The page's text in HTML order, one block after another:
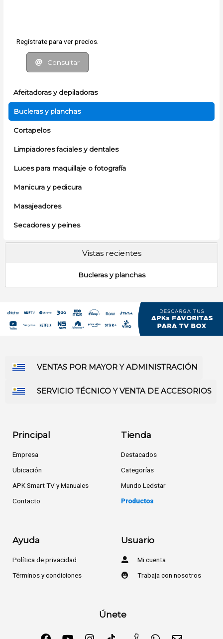
Afeitadoras y depiladoras
Bucleras y planchas
Cortapelos
Limpiadores faciales y dentales
Luces para maquillaje o fotografía
Manicura y pedicura
Masajeadores
Secadores y peines
Regístrate para ver precios.
Consultar
Vistas recientes
Bucleras y planchas
VENTAS POR MAYOR Y ADMINISTRACIÓN
SERVICIO TÉCNICO Y VENTA DE ACCESORIOS
Principal
Empresa
Ubicación
APK Smart TV y Manuales
Contacto
Tienda
Destacados
Categorías
Mundo Ledstar
Productos
Ayuda
Política de privacidad
Términos y condiciones
Usuario
Mi cuenta
Trabaja con nosotros
Únete